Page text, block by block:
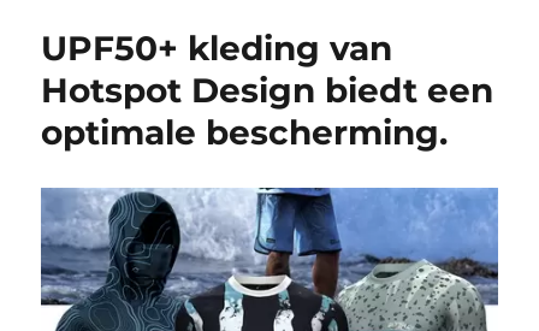
UPF50+ kleding van
Hotspot Design biedt een
optimale bescherming.